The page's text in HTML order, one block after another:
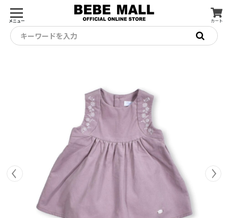
メニュー カート
キーワードを入力